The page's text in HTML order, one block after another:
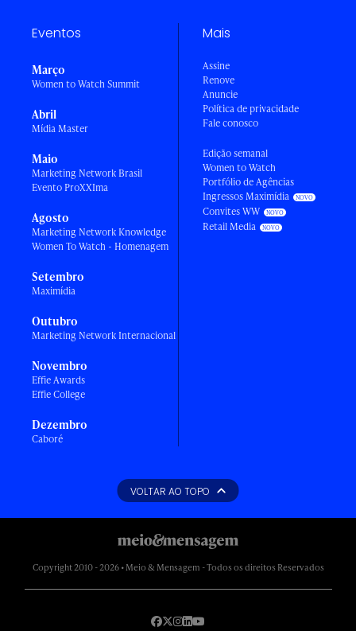
Eventos
Março
Women to Watch Summit
Abril
Mídia Master
Maio
Marketing Network Brasil
Evento ProXXIma
Agosto
Marketing Network Knowledge
Women To Watch - Homenagem
Setembro
Maximídia
Outubro
Marketing Network Internacional
Novembro
Effie Awards
Effie College
Dezembro
Caboré
Mais
Assine
Renove
Anuncie
Política de privacidade
Fale conosco
Edição semanal
Women to Watch
Portfólio de Agências
Ingressos Maximídia
Convites WW
Retail Media
VOLTAR AO TOPO
Copyright 2010 - 2026 • Meio & Mensagem - Todos os direitos Reservados